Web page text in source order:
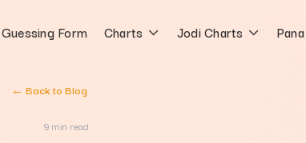
Guessing Form Charts Jodi Charts
← Back to Blog
9 min read